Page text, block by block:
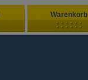
Warenkorb